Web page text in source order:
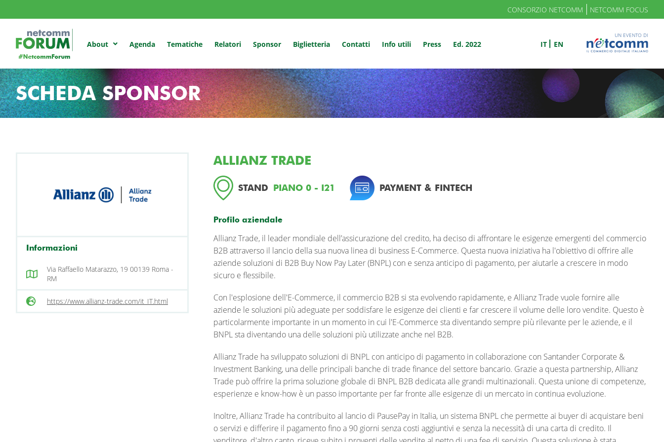
CONSORZIO NETCOMM NETCOMM FOCUS
About Agenda Tematiche Relatori Sponsor Biglietteria Contatti Info utili Press Ed. 2022 IT EN
UN EVENTO DI
SCHEDA SPONSOR
Informazioni
Via Raffaello Matarazzo, 19 00139 Roma -
RM
https://www.allianz-trade.com/it_IT.html
ALLIANZ TRADE
STAND PIANO 0 - I21 PAYMENT & FINTECH
Profilo aziendale
Allianz Trade, il leader mondiale dell’assicurazione del credito, ha deciso di affrontare le esigenze emergenti del commercio
B2B attraverso il lancio della sua nuova linea di business E-Commerce. Questa nuova iniziativa ha l'obiettivo di offrire alle
aziende soluzioni di B2B Buy Now Pay Later (BNPL) con e senza anticipo di pagamento, per aiutarle a crescere in modo
sicuro e flessibile.
Con l'esplosione dell'E-Commerce, il commercio B2B si sta evolvendo rapidamente, e Allianz Trade vuole fornire alle
aziende le soluzioni più adeguate per soddisfare le esigenze dei clienti e far crescere il volume delle loro vendite. Questo è
particolarmente importante in un momento in cui l'E-Commerce sta diventando sempre più rilevante per le aziende, e il
BNPL sta diventando una delle soluzioni più utilizzate anche nel B2B.
Allianz Trade ha sviluppato soluzioni di BNPL con anticipo di pagamento in collaborazione con Santander Corporate &
Investment Banking, una delle principali banche di trade finance del settore bancario. Grazie a questa partnership, Allianz
Trade può offrire la prima soluzione globale di BNPL B2B dedicata alle grandi multinazionali. Questa unione di competenze,
esperienze e know-how è un passo importante per far fronte alle esigenze di un mercato in continua evoluzione.
Inoltre, Allianz Trade ha contribuito al lancio di PausePay in Italia, un sistema BNPL che permette ai buyer di acquistare beni
o servizi e differire il pagamento fino a 90 giorni senza costi aggiuntivi e senza la necessità di una carta di credito. Il